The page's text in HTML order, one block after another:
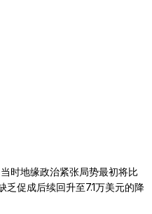
时地缘政治紧张局势最初将比
促成后续回升至7.1万美元的降